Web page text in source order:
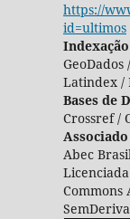
https://
id=ultimos
Indexação
GeoDados
Latindex /
Bases de
Crossref /
Abec
Commons